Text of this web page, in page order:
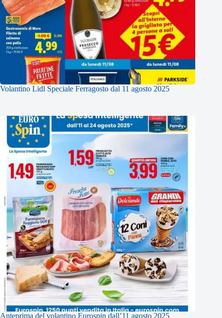
Volantino Lidl Speciale Ferragosto dal 11 agosto 2025
Anteprima del volantino Eurospin dall’11 agosto 2025